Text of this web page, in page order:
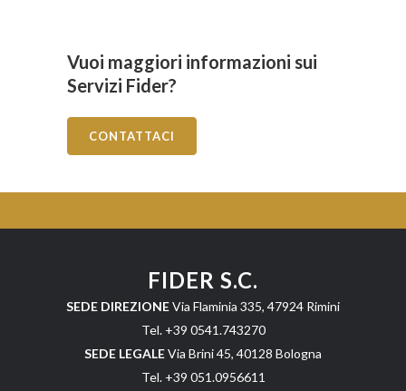
Vuoi maggiori informazioni sui
Servizi Fider?
CONTATTACI
FIDER S.C.
SEDE DIREZIONEVia Flaminia 335, 47924 Rimini
Tel. +39 0541.743270
SEDE LEGALEVia Brini 45, 40128 Bologna
Tel. +39 051.0956611